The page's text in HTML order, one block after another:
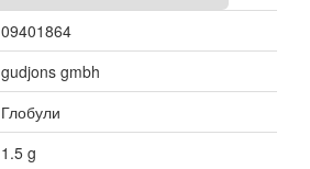
09401864
gudjons gmbh
Глобули
1.5 g